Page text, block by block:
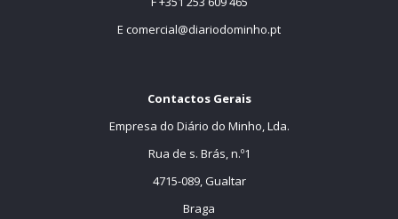
E comercial@diariodominho.pt
Contactos Gerais
Empresa do Diário do Minho, Lda.
Rua de s. Brás, n.º1
4715-089, Gualtar
Braga